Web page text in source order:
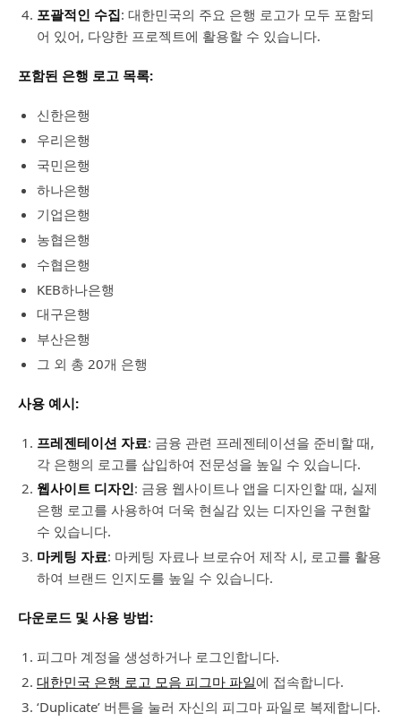
포괄적인 수집: 대한민국의 주요 은행 로고가 모두 포함되
어 있어, 다양한 프로젝트에 활용할 수 있습니다.
포함된 은행 로고 목록:
신한은행
우리은행
국민은행
하나은행
기업은행
농협은행
수협은행
KEB하나은행
대구은행
부산은행
그 외 총 20개 은행
사용 예시:
프레젠테이션 자료: 금융 관련 프레젠테이션을 준비할 때,
각 은행의 로고를 삽입하여 전문성을 높일 수 있습니다.
웹사이트 디자인: 금융 웹사이트나 앱을 디자인할 때, 실제
은행 로고를 사용하여 더욱 현실감 있는 디자인을 구현할
수 있습니다.
마케팅 자료: 마케팅 자료나 브로슈어 제작 시, 로고를 활용
하여 브랜드 인지도를 높일 수 있습니다.
다운로드 및 사용 방법:
피그마 계정을 생성하거나 로그인합니다.
대한민국 은행 로고 모음 피그마 파일에 접속합니다.
‘Duplicate’ 버튼을 눌러 자신의 피그마 파일로 복제합니다.